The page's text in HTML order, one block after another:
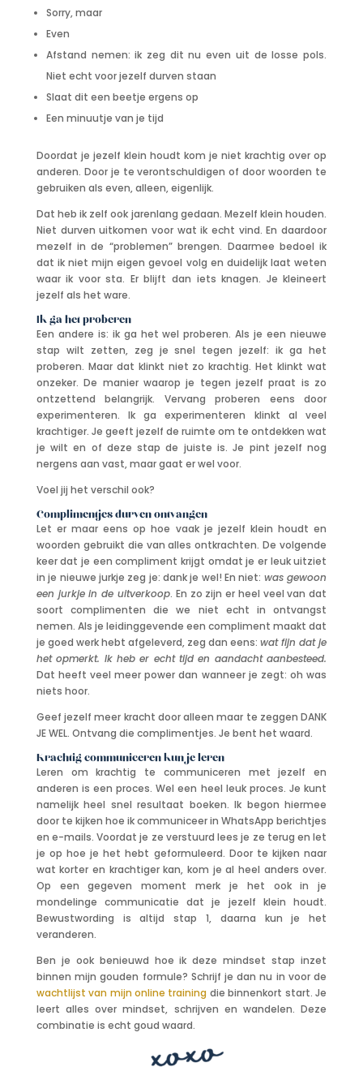
Sorry, maar
Even
Afstand nemen: ik zeg dit nu even uit de losse pols.
Niet echt voor jezelf durven staan
Slaat dit een beetje ergens op
Een minuutje van je tijd
Doordat je jezelf klein houdt kom je niet krachtig over op
anderen. Door je te verontschuldigen of door woorden te
gebruiken als even, alleen, eigenlijk.
Dat heb ik zelf ook jarenlang gedaan. Mezelf klein houden.
Niet durven uitkomen voor wat ik echt vind. En daardoor
mezelf in de “problemen” brengen. Daarmee bedoel ik
dat ik niet mijn eigen gevoel volg en duidelijk laat weten
waar ik voor sta. Er blijft dan iets knagen. Je kleineert
jezelf als het ware.
Ik ga het proberen
Een andere is: ik ga het wel proberen. Als je een nieuwe
stap wilt zetten, zeg je snel tegen jezelf: ik ga het
proberen. Maar dat klinkt niet zo krachtig. Het klinkt wat
onzeker. De manier waarop je tegen jezelf praat is zo
ontzettend belangrijk. Vervang proberen eens door
experimenteren. Ik ga experimenteren klinkt al veel
krachtiger. Je geeft jezelf de ruimte om te ontdekken wat
je wilt en of deze stap de juiste is. Je pint jezelf nog
nergens aan vast, maar gaat er wel voor.
Voel jij het verschil ook?
Complimentjes durven ontvangen
Let er maar eens op hoe vaak je jezelf klein houdt en
woorden gebruikt die van alles ontkrachten. De volgende
keer dat je een compliment krijgt omdat je er leuk uitziet
in je nieuwe jurkje zeg je: dank je wel! En niet: was gewoon
een jurkje in de uitverkoop. En zo zijn er heel veel van dat
soort complimenten die we niet echt in ontvangst
nemen. Als je leidinggevende een compliment maakt dat
je goed werk hebt afgeleverd, zeg dan eens:wat fijn dat je
het opmerkt. Ik heb er echt tijd en aandacht aanbesteed.
Dat heeft veel meer power dan wanneer je zegt: oh was
niets hoor.
Geef jezelf meer kracht door alleen maar te zeggen DANK
JE WEL. Ontvang die complimentjes. Je bent het waard.
Krachtig communiceren kun je leren
Leren om krachtig te communiceren met jezelf en
anderen is een proces. Wel een heel leuk proces. Je kunt
namelijk heel snel resultaat boeken. Ik begon hiermee
door te kijken hoe ik communiceer in WhatsApp berichtjes
en e-mails. Voordat je ze verstuurd lees je ze terug en let
je op hoe je het hebt geformuleerd. Door te kijken naar
wat korter en krachtiger kan, kom je al heel anders over.
Op een gegeven moment merk je het ook in je
mondelinge communicatie dat je jezelf klein houdt.
Bewustwording is altijd stap 1, daarna kun je het
veranderen.
Ben je ook benieuwd hoe ik deze mindset stap inzet
binnen mijn gouden formule? Schrijf je dan nu in voor de
wachtlijst van mijn online training die binnenkort start. Je
leert alles over mindset, schrijven en wandelen. Deze
combinatie is echt goud waard.